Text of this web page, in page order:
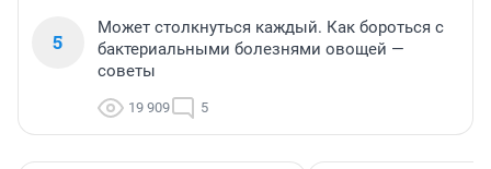
5
Может столкнуться каждый. Как бороться с
бактериальными болезнями овощей —
советы
19 909 5